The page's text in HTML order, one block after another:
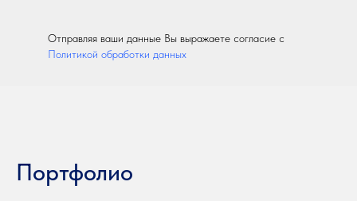
Отправляя ваши данные Вы выражаете согласие с
Политикой обработки данных
Портфолио